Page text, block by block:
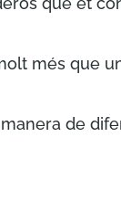
més que
de